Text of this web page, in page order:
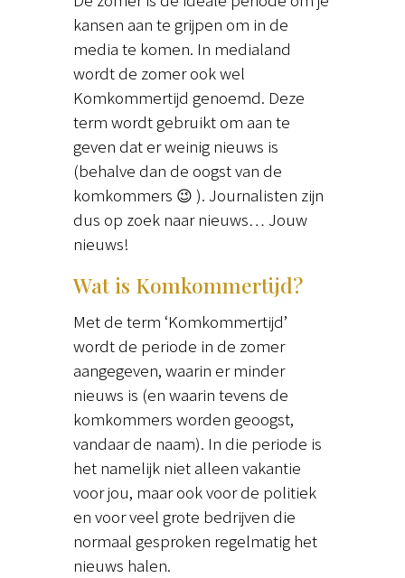
kansen aan te grijpen om in de
media te komen. In medialand
wordt de zomer ook wel
Komkommertijd genoemd. Deze
term wordt gebruikt om aan te
geven dat er weinig nieuws is
(behalve dan de oogst van de
komkommers 😉 ). Journalisten zijn
dus op zoek naar nieuws… Jouw
nieuws!
Wat is Komkommertijd?
Met de term ‘Komkommertijd’
wordt de periode in de zomer
aangegeven, waarin er minder
nieuws is (en waarin tevens de
komkommers worden geoogst,
vandaar de naam). In die periode is
het namelijk niet alleen vakantie
voor jou, maar ook voor de politiek
en voor veel grote bedrijven die
normaal gesproken regelmatig het
nieuws halen.